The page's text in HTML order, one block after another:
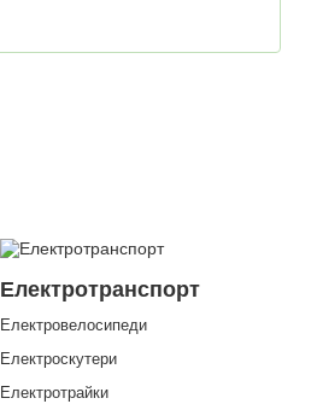
Електротранспорт
Електровелосипеди
Електроскутери
Електротрайки